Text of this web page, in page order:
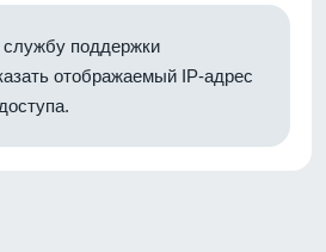
поддержки
отображаемый IP-адрес